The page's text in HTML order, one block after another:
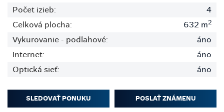
Počet izieb:
4
Celková plocha:
632 m2
Vykurovanie - podlahové:
áno
Internet:
áno
Optická sieť:
áno
SLEDOVAŤ PONUKU POSLAŤ ZNÁMENU